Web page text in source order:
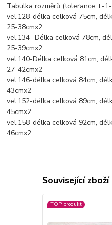
Tabulka rozměrů (tolerance +-
vel.128-délka celková 75cm,
25-38cmx2
vel.134- Délka celková 78cm,
25-39cmx2
vel.140-Délka celková 81cm,
27-42cmx2
vel.146-délka celková 84cm,
43cmx2
vel.152-délka celková 89cm,
45cmx2
vel.158-délka celková 92cm,
46cmx2
Související zboží
TOP produkt